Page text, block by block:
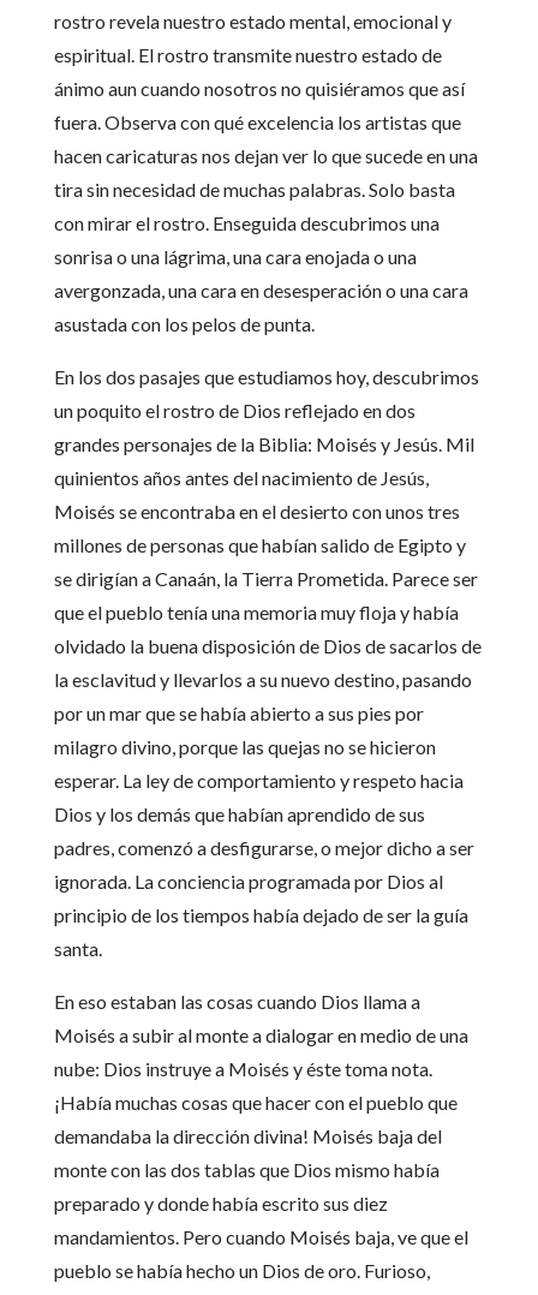
rostro revela nuestro estado mental, emocional y
espiritual. El rostro transmite nuestro estado de
ánimo aun cuando nosotros no quisiéramos que así
fuera. Observa con qué excelencia los artistas que
hacen caricaturas nos dejan ver lo que sucede en una
tira sin necesidad de muchas palabras. Solo basta
con mirar el rostro. Enseguida descubrimos una
sonrisa o una lágrima, una cara enojada o una
avergonzada, una cara en desesperación o una cara
asustada con los pelos de punta.
En los dos pasajes que estudiamos hoy, descubrimos
un poquito el rostro de Dios reflejado en dos
grandes personajes de la Biblia: Moisés y Jesús. Mil
quinientos años antes del nacimiento de Jesús,
Moisés se encontraba en el desierto con unos tres
millones de personas que habían salido de Egipto y
se dirigían a Canaán, la Tierra Prometida. Parece ser
que el pueblo tenía una memoria muy floja y había
olvidado la buena disposición de Dios de sacarlos de
la esclavitud y llevarlos a su nuevo destino, pasando
por un mar que se había abierto a sus pies por
milagro divino, porque las quejas no se hicieron
esperar. La ley de comportamiento y respeto hacia
Dios y los demás que habían aprendido de sus
padres, comenzó a desfigurarse, o mejor dicho a ser
ignorada. La conciencia programada por Dios al
principio de los tiempos había dejado de ser la guía
santa.
En eso estaban las cosas cuando Dios llama a
Moisés a subir al monte a dialogar en medio de una
nube: Dios instruye a Moisés y éste toma nota.
¡Había muchas cosas que hacer con el pueblo que
demandaba la dirección divina! Moisés baja del
monte con las dos tablas que Dios mismo había
preparado y donde había escrito sus diez
mandamientos. Pero cuando Moisés baja, ve que el
pueblo se había hecho un Dios de oro. Furioso,